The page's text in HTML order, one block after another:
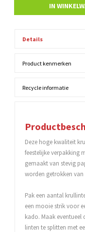
IN
Details
Product kenmerken
Recycle informatie
Deze hoge kwaliteit
feestelijke verpakking
gemaakt van stevig
worden getrokken van
Pak een aantal
een mooie strik voor
kado. Maak
linten te splitten met